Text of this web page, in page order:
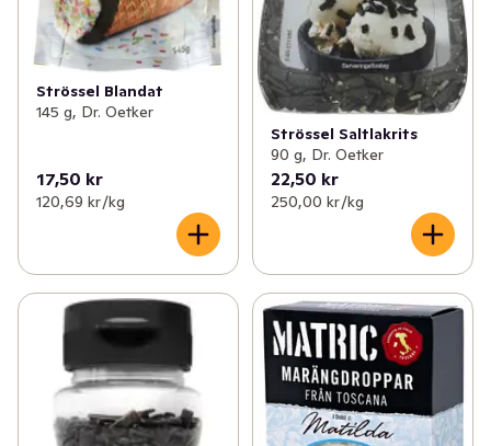
Strössel Blandat
145 g, Dr. Oetker
17,50 kr
120,69 kr /kg
Strössel Saltlakrits
90 g, Dr. Oetker
22,50 kr
250,00 kr /kg